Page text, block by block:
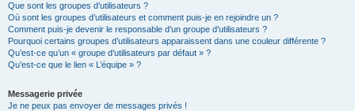
Que sont les groupes d’utilisateurs ?
Où sont les groupes d’utilisateurs et comment puis-je en rejoindre un ?
Comment puis-je devenir le responsable d’un groupe d’utilisateurs ?
Pourquoi certains groupes d’utilisateurs apparaissent dans une couleur différente ?
Qu’est-ce qu’un « groupe d’utilisateurs par défaut » ?
Qu’est-ce que le lien « L’équipe » ?
Messagerie privée
Je ne peux pas envoyer de messages privés !